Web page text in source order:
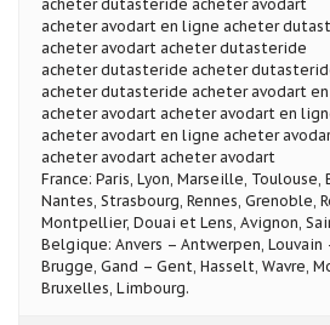
acheter dutasteride acheter avodart
acheter avodart en ligne acheter
acheter avodart acheter dutasteride
acheter dutasteride acheter
acheter dutasteride acheter avodart
acheter avodart acheter avodart en
acheter avodart en ligne acheter
acheter avodart acheter avodart
France: Paris, Lyon, Marseille, Toulouse,
Nantes, Strasbourg, Rennes, Grenoble,
Montpellier, Douai et Lens, Avignon,
Belgique: Anvers – Antwerpen, Louvain
Brugge, Gand – Gent, Hasselt, Wavre,
Bruxelles, Limbourg.